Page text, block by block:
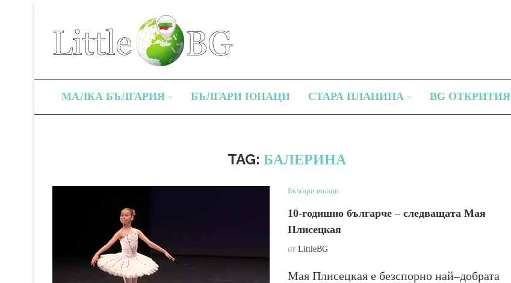
МАЛКА БЪЛГАРИЯ БЪЛГАРИ ЮНАЦИ СТАРА ПЛАНИНА BG ОТКРИТИЯ
TAG:БАЛЕРИНА
Българи юнаци
10-годишно българче – следващата Мая
Плисецкая
от LittleBG
Мая Плисецкая е безспорно най–добрата